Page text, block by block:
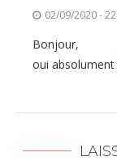
02/09/2020 -
Bonjour,
oui absolument